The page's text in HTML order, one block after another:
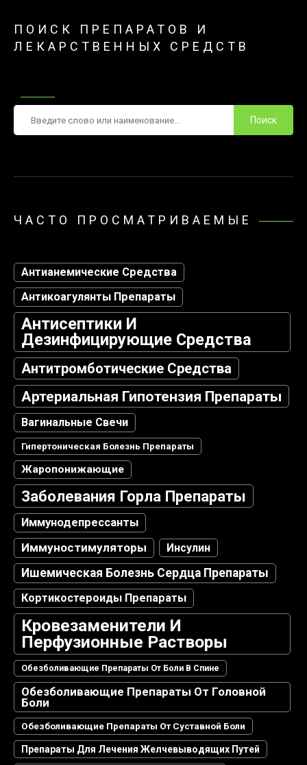
ПОИСК ПРЕПАРАТОВ И
ЛЕКАРСТВЕННЫХ СРЕДСТВ
ЧАСТО ПРОСМАТРИВАЕМЫЕ
Антианемические Средства
Антикоагулянты Препараты
Антисептики И
Дезинфицирующие Средства
Антитромботические Средства
Артериальная Гипотензия Препараты
Вагинальные Свечи
Гипертоническая Болезнь Препараты
Жаропонижающие
Заболевания Горла Препараты
Иммунодепрессанты
Иммуностимуляторы Инсулин
Ишемическая Болезнь Сердца Препараты
Кортикостероиды Препараты
Кровезаменители И
Перфузионные Растворы
Обезболивающие Препараты От Боли В Спине
Обезболивающие Препараты От Головной
Боли
Обезболивающие Препараты От Суставной Боли
Препараты Для Лечения Желчевыводящих Путей